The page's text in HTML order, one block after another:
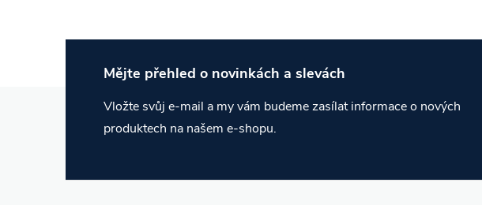
Mějte přehled o novinkách a slevách
Vložte svůj e-mail a my vám budeme zasílat informace o nových
produktech na našem e-shopu.